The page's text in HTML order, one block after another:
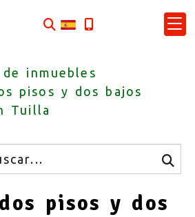
inmuebles
pisos y dos bajos
Tuilla
pisos y dos